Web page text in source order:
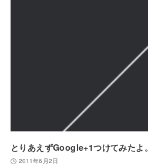
とりあえずGoogle+1つけてみたよ。
2011年6月2日